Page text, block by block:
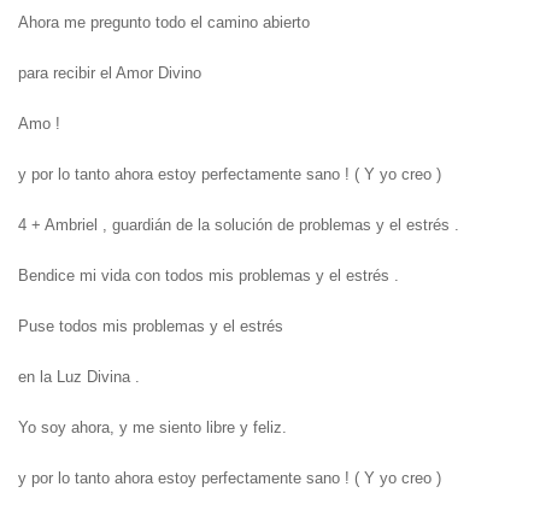
Ahora me pregunto todo el camino abierto
para recibir el Amor Divino
Amo !
y por lo tanto ahora estoy perfectamente sano ! ( Y yo creo )
4 + Ambriel , guardián de la solución de problemas y el estrés .
Bendice mi vida con todos mis problemas y el estrés .
Puse todos mis problemas y el estrés
en la Luz Divina .
Yo soy ahora, y me siento libre y feliz.
y por lo tanto ahora estoy perfectamente sano ! ( Y yo creo )